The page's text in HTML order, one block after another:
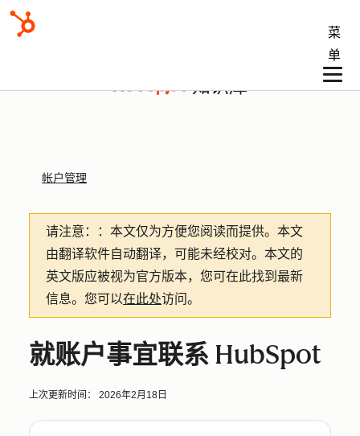
菜
单
知识库
帐户管理
请注意： ：本文仅为方便您阅读而提供。 本文
由翻译软件自动翻译，可能未经校对。本文的
英文版应被视为官方版本，您可在此找到最新
信息。您可以在此处访问。
就账户事宜联系 HubSpot
上次更新时间： 2026年2月18日